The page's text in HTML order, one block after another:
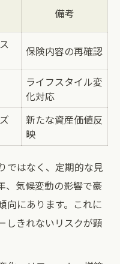
備考
保険内容の再確認
ライフスタイル変
化対応
新たな資産価値反
映
ではなく、定期的な見
、気候変動の影響で豪
向にあります。これに
しきれないリスクが顕